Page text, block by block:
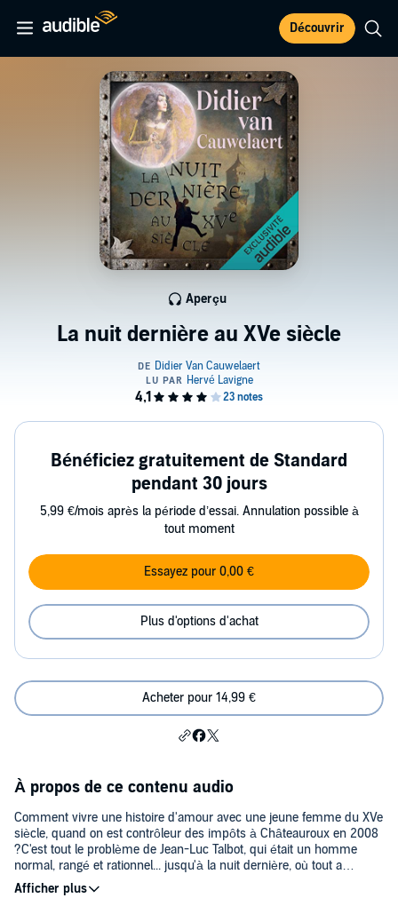
Découvrir
La nuit dernière au XVe siècle
Aperçu
Bénéficiez gratuitement de Standard
pendant 30 jours
5,99 €/mois après la période d’essai. Annulation possible à
tout moment
Essayez pour 0,00 €
Plus d'options d'achat
Acheter pour 14,99 €
À propos de ce contenu audio
Comment vivre une histoire d'amour avec une jeune femme du XVe
siècle, quand on est contrôleur des impôts à Châteauroux en 2008
?C'est tout le problème de Jean-Luc Talbot, qui était un homme
normal, rangé et rationnel... jusqu'à la nuit dernière, où tout a
basculé. Est-il rattrapé par une passion vécue au Moyen Age, ou
victime du complot diabolique d'un contribuable ? Balloté de